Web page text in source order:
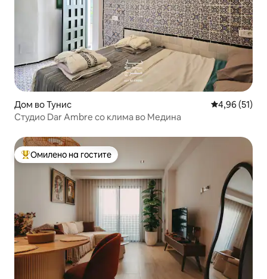
Дом во Тунис Просечна
4,96 (51)
Студио Dar Ambre со клима во Медина
Меѓу најуспешните „Омилени на гостите“
Омилено на гостите